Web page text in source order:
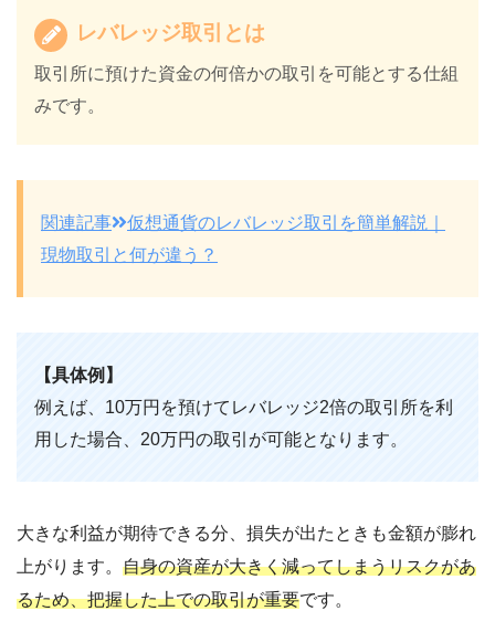
レバレッジ取引とは
取引所に預けた資金の何倍かの取引を可能とする仕組
みです。
関連記事
仮想通貨のレバレッジ取引を簡単解説｜
現物取引と何が違う？
【具体例】
例えば、10万円を預けてレバレッジ2倍の取引所を利
用した場合、20万円の取引が可能となります。
大きな利益が期待できる分、損失が出たときも金額が膨れ
上がります。 自身の資産が大きく減ってしまうリスクがあ
るため、把握した上での取引が重要です。